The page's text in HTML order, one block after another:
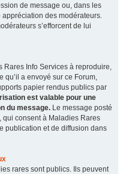
de message ou, dans les
appréciation des modérateurs.
s’efforcent de lui
Rares Info Services à reproduire,
qu’il a envoyé sur ce Forum,
papier rendus publics par
est valable pour une
du message. Le message posté
qui consent à Maladies Rares
publication et de diffusion dans
rares sont publics. Ils peuvent